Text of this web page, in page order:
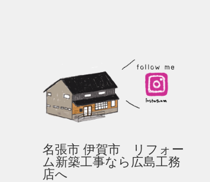
名張市 伊賀市 リフォー
ム新築工事なら広島工務
店へ